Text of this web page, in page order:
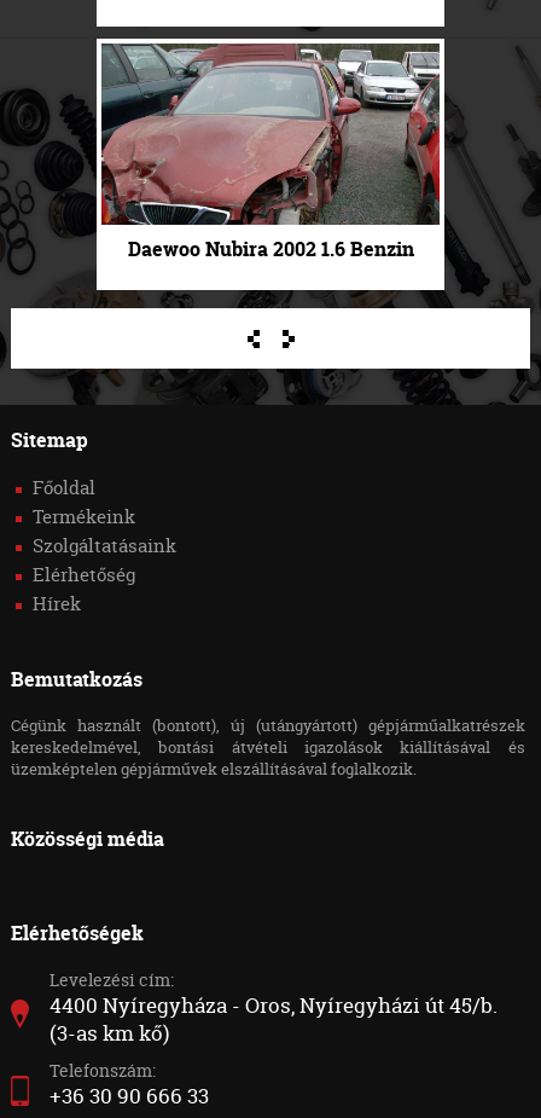
Daewoo Nubira 2002 1.6 Benzin
. .
Sitemap
Főoldal
Termékeink
Szolgáltatásaink
Elérhetőség
Hírek
Bemutatkozás
Cégünk használt (bontott), új (utángyártott) gépjárműalkatrészek
kereskedelmével, bontási átvételi igazolások kiállításával és
üzemképtelen gépjárművek elszállításával foglalkozik.
Közösségi média
Elérhetőségek
Levelezési cím:
4400 Nyíregyháza - Oros, Nyíregyházi út 45/b.
(3-as km kő)
Telefonszám:
+36 30 90 666 33